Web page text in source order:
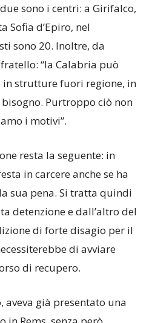
sono i centri: a Girifalco,
Sofia d’Epiro, nel
sono 20. Inoltre, da
“la Calabria può
strutture fuori regione, in
Purtroppo ciò non
i motivi”.
resta la seguente: in
in carcere anche se ha
sua pena. Si tratta quindi
detenzione e dall’altro del
di forte disagio per il
di avviare
di recupero.
aveva già presentato una